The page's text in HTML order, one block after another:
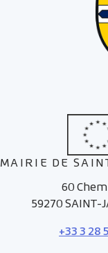
MAIRIE DE
60
59270 SAINT-
+33 3 28